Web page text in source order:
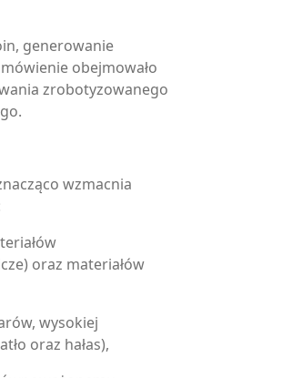
generowanie
obejmowało
zrobotyzowanego
wzmacnia
oraz materiałów
wysokiej
oraz hałas),